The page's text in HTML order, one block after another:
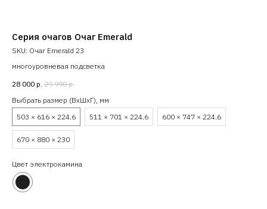
Серия очагов Очаг Emerald
SKU: Очаг Emerald 23
многоуровневая подсветка
28 000 р. 29 990 р.
Выбрать размер (ВхШхГ), мм
503 × 616 × 224.6
511 × 701 × 224.6 600 × 747 × 224.6
670 × 880 × 230
Цвет электрокамина